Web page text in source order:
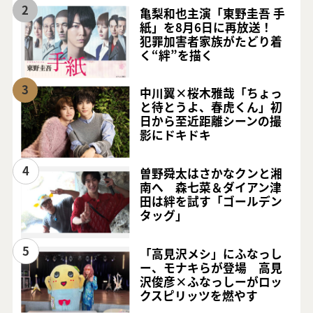
2
亀梨和也主演「東野圭吾 手
紙」を8月6日に再放送！
犯罪加害者家族がたどり着
く“絆”を描く
3
中川翼×桜木雅哉「ちょっ
と待とうよ、春虎くん」初
日から至近距離シーンの撮
影にドキドキ
4
曽野舜太はさかなクンと湘
南へ 森七菜＆ダイアン津
田は絆を試す「ゴールデン
タッグ」
5
「高見沢メシ」にふなっし
ー、モナキらが登場 高見
沢俊彦×ふなっしーがロッ
クスピリッツを燃やす